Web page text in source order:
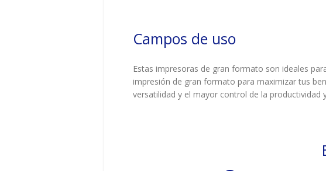
Campos de uso
Estas impresoras de gran formato son ideales
impresión de gran formato para maximizar tus
versatilidad y el mayor control de la